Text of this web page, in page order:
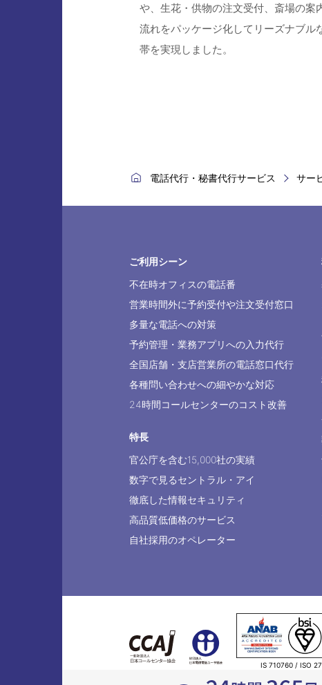
や、生花・供物の注文受付、斎場の案
流れをパッケージ化してリーズナブル
帯を実現しました。
電話代行・秘書代行サービス サー
ご利用シーン
不在時オフィスの電話番
営業時間外に予約受付や注文受付窓口
多量な電話への対策
予約管理・業務アプリへの入力代行
全国店舗・支店営業所の電話窓口代行
各種問い合わせへの細やかな対応
24時間コールセンターのコスト改善
特長
官公庁を含む15,000社の実績
数字で見るセントラル・アイ
徹底した情報セキュリティ
高品質低価格のサービス
自社採用のオペレーター
IS 710760 / ISO